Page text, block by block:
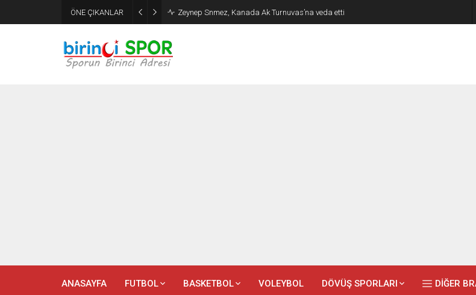
ÖNE ÇIKANLAR
Galatasaray’dan savunmaya genç hamle! 19 Yaşındaki stoper gündeme
alındı
ANASAYFA FUTBOL BASKETBOL VOLEYBOL DÖVÜŞ SPORLARI DİĞER